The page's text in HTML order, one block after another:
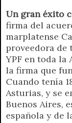
Un gran éxito
firma del
marplatense
proveedora de
YPF en toda la
la firma que
Cuando tenía
Asturias, y se
Buenos Aires,
española y de